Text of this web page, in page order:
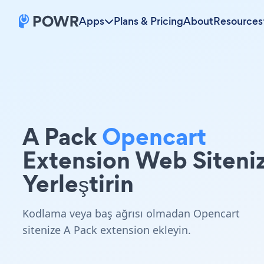
Apps Plans & PricingAboutResources
A PackOpencart
Extension Web
Yerleştirin
Kodlama veya baş ağrısı olmadan Opencart
sitenize A Pack extension ekleyin.